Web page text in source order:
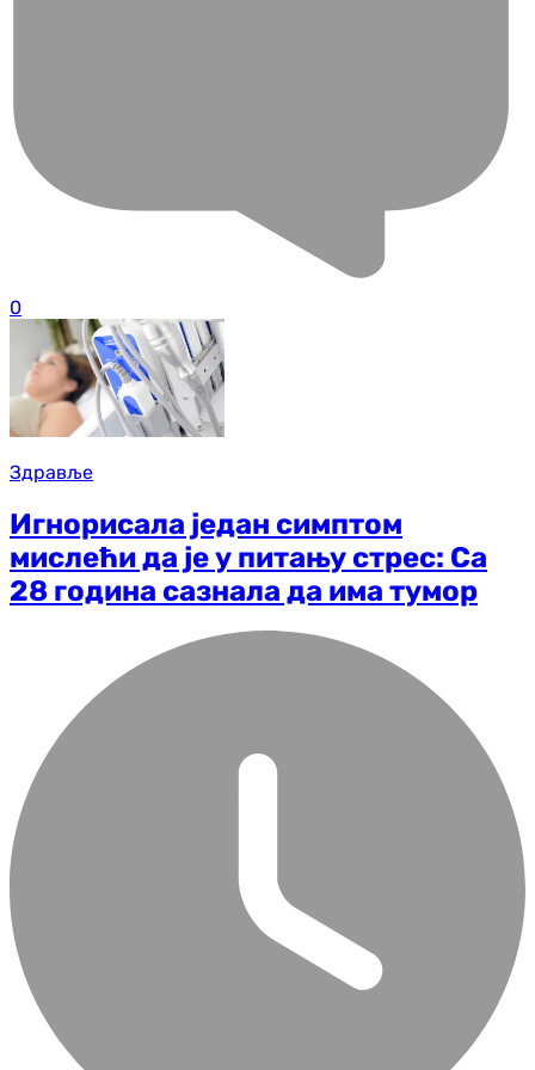
0
Здравље
Игнорисала један симптом
мислећи да је у питању стрес: Са
28 година сазнала да има тумор